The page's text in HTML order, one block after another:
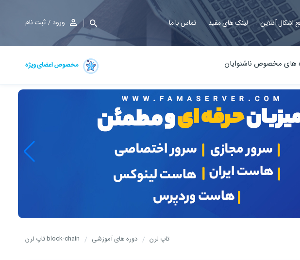
اشکال آنلاین لینک های مفید تماس با ما ورود ثبت نام
های مخصوص ناشنوایان مخصوص اعضای ویژه
تاپ لرن دوره های آموزشی block-chain تاپ لرن